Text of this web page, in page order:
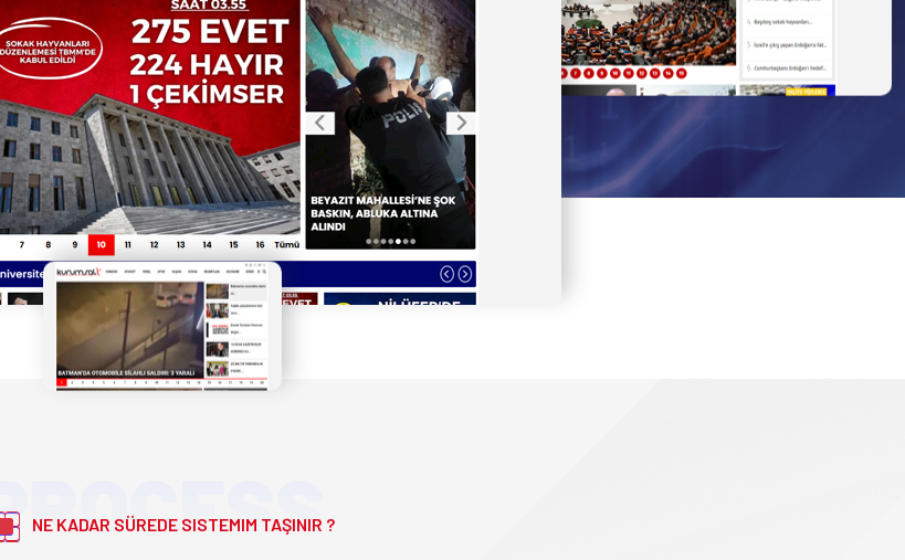
NE KADAR SÜREDE SISTEMIM TAŞINIR ?